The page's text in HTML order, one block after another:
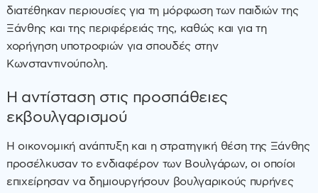
διατέθηκαν περιουσίες για τη μόρφωση των παιδιών της
Ξάνθης και της περιφέρειάς της, καθώς και για τη
χορήγηση υποτροφιών για σπουδές στην
Κωνσταντινούπολη.
Η αντίσταση στις προσπάθειες
εκβουλγαρισμού
Η οικονομική ανάπτυξη και η στρατηγική θέση της Ξάνθης
προσέλκυσαν το ενδιαφέρον των Βουλγάρων, οι οποίοι
επιχείρησαν να δημιουργήσουν βουλγαρικούς πυρήνες